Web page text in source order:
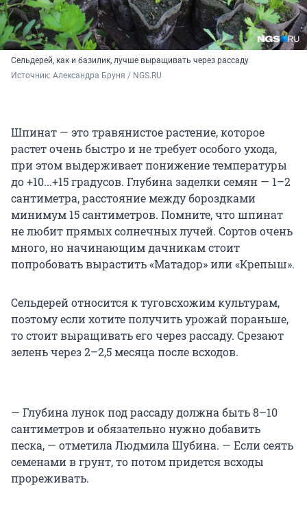
Сельдерей, как и базилик, лучше выращивать через рассаду
Источник: Александра Бруня / NGS.RU
Шпинат — это травянистое растение, которое
растет очень быстро и не требует особого ухода,
при этом выдерживает понижение температуры
до +10...+15 градусов. Глубина заделки семян — 1–2
сантиметра, расстояние между бороздками
минимум 15 сантиметров. Помните, что шпинат
не любит прямых солнечных лучей. Сортов очень
много, но начинающим дачникам стоит
попробовать вырастить «Матадор» или «Крепыш».
Сельдерей относится к туговсхожим культурам,
поэтому если хотите получить урожай пораньше,
то стоит выращивать его через рассаду. Срезают
зелень через 2–2,5 месяца после всходов.
— Глубина лунок под рассаду должна быть 8–10
сантиметров и обязательно нужно добавить
песка, — отметила Людмила Шубина. — Если сеять
семенами в грунт, то потом придется всходы
прореживать.